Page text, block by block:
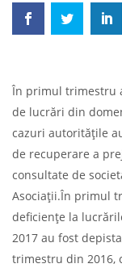
În primul trimestru
de lucrări din
cazuri autoritățile
de recuperare a
consultate de
Asociații.În primul
deficiențe la
2017 au fost
trimestru din 2016,